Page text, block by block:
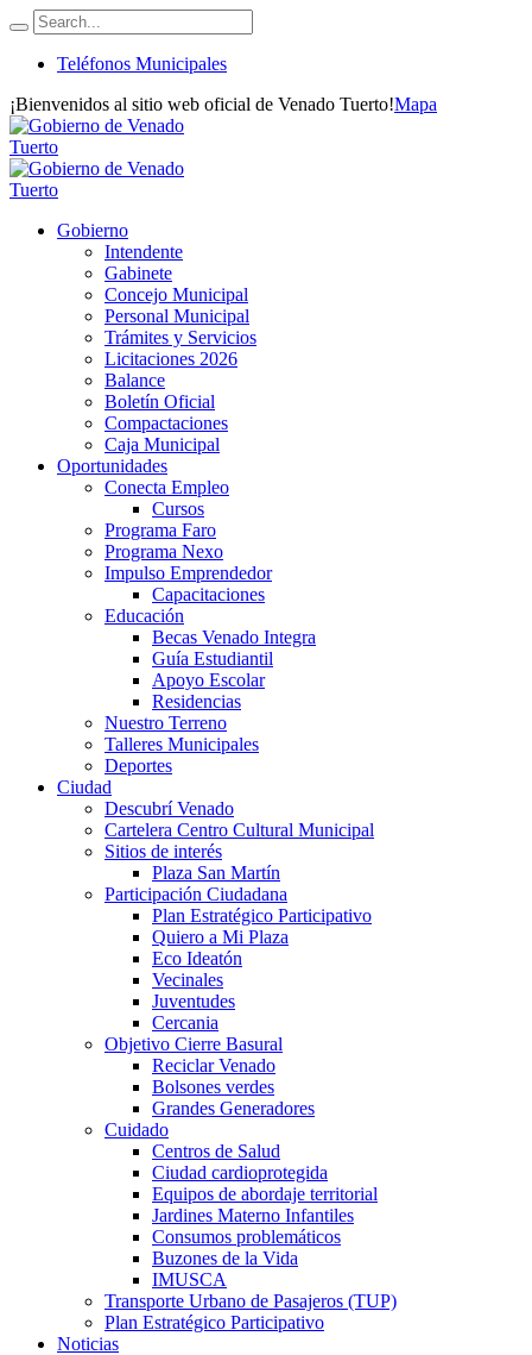
Teléfonos Municipales
¡Bienvenidos al sitio web oficial de Venado Tuerto!Mapa
Gobierno
Intendente
Gabinete
Concejo Municipal
Personal Municipal
Trámites y Servicios
Licitaciones 2026
Balance
Boletín Oficial
Compactaciones
Caja Municipal
Oportunidades
Conecta Empleo
Cursos
Programa Faro
Programa Nexo
Impulso Emprendedor
Capacitaciones
Educación
Becas Venado Integra
Guía Estudiantil
Apoyo Escolar
Residencias
Nuestro Terreno
Talleres Municipales
Deportes
Ciudad
Descubrí Venado
Cartelera Centro Cultural Municipal
Sitios de interés
Plaza San Martín
Participación Ciudadana
Plan Estratégico Participativo
Quiero a Mi Plaza
Eco Ideatón
Vecinales
Juventudes
Cercania
Objetivo Cierre Basural
Reciclar Venado
Bolsones verdes
Grandes Generadores
Cuidado
Centros de Salud
Ciudad cardioprotegida
Equipos de abordaje territorial
Jardines Materno Infantiles
Consumos problemáticos
Buzones de la Vida
IMUSCA
Transporte Urbano de Pasajeros (TUP)
Plan Estratégico Participativo
Noticias